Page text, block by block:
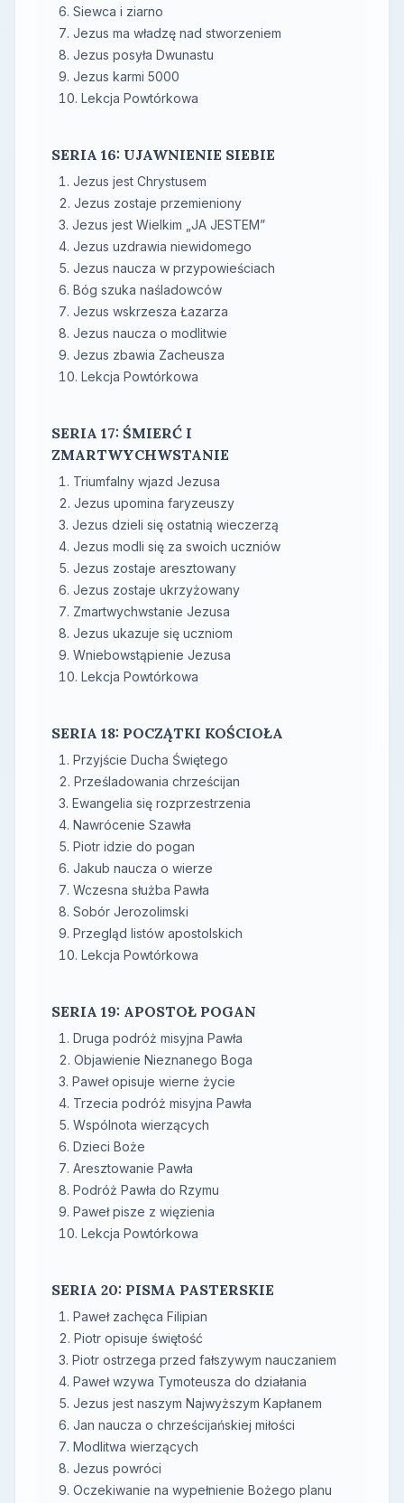
Siewca i ziarno
Jezus ma władzę nad stworzeniem
Jezus posyła Dwunastu
Jezus karmi 5000
Lekcja Powtórkowa
SERIA 16: UJAWNIENIE SIEBIE
Jezus jest Chrystusem
Jezus zostaje przemieniony
Jezus jest Wielkim „JA JESTEM”
Jezus uzdrawia niewidomego
Jezus naucza w przypowieściach
Bóg szuka naśladowców
Jezus wskrzesza Łazarza
Jezus naucza o modlitwie
Jezus zbawia Zacheusza
Lekcja Powtórkowa
SERIA 17: ŚMIERĆ I
ZMARTWYCHWSTANIE
Triumfalny wjazd Jezusa
Jezus upomina faryzeuszy
Jezus dzieli się ostatnią wieczerzą
Jezus modli się za swoich uczniów
Jezus zostaje aresztowany
Jezus zostaje ukrzyżowany
Zmartwychwstanie Jezusa
Jezus ukazuje się uczniom
Wniebowstąpienie Jezusa
Lekcja Powtórkowa
SERIA 18: POCZĄTKI KOŚCIOŁA
Przyjście Ducha Świętego
Prześladowania chrześcijan
Ewangelia się rozprzestrzenia
Nawrócenie Szawła
Piotr idzie do pogan
Jakub naucza o wierze
Wczesna służba Pawła
Sobór Jerozolimski
Przegląd listów apostolskich
Lekcja Powtórkowa
SERIA 19: APOSTOŁ POGAN
Druga podróż misyjna Pawła
Objawienie Nieznanego Boga
Paweł opisuje wierne życie
Trzecia podróż misyjna Pawła
Wspólnota wierzących
Dzieci Boże
Aresztowanie Pawła
Podróż Pawła do Rzymu
Paweł pisze z więzienia
Lekcja Powtórkowa
SERIA 20: PISMA PASTERSKIE
Paweł zachęca Filipian
Piotr opisuje świętość
Piotr ostrzega przed fałszywym nauczaniem
Paweł wzywa Tymoteusza do działania
Jezus jest naszym Najwyższym Kapłanem
Jan naucza o chrześcijańskiej miłości
Modlitwa wierzących
Jezus powróci
Oczekiwanie na wypełnienie Bożego planu